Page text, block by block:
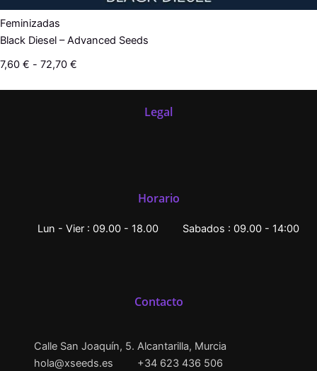
Feminizadas
Black Diesel – Advanced Seeds
7,60 € - 72,70 €
Legal
Horario
Lun - Vier : 09.00 - 18.00 Sabados : 09.00 - 14:00
Contacto
Calle San Joaquín, 5. Alcantarilla, Murcia
hola@xseeds.es
+34 623 436 506